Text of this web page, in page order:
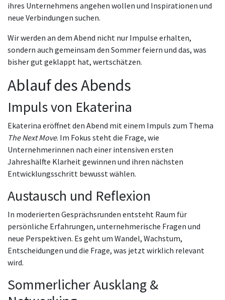
ihres Unternehmens angehen wollen und Inspirationen und
neue Verbindungen suchen.
Wir werden an dem Abend nicht nur Impulse erhalten,
sondern auch gemeinsam den Sommer feiern und das, was
bisher gut geklappt hat, wertschätzen.
Ablauf des Abends
Impuls von Ekaterina
Ekaterina eröffnet den Abend mit einem Impuls zum Thema
The Next Move. Im Fokus steht die Frage, wie
Unternehmerinnen nach einer intensiven ersten
Jahreshälfte Klarheit gewinnen und ihren nächsten
Entwicklungsschritt bewusst wählen.
Austausch und Reflexion
In moderierten Gesprächsrunden entsteht Raum für
persönliche Erfahrungen, unternehmerische Fragen und
neue Perspektiven. Es geht um Wandel, Wachstum,
Entscheidungen und die Frage, was jetzt wirklich relevant
wird.
Sommerlicher Ausklang &